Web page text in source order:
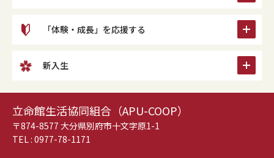
「体験・成長」を応援する
新入生
立命館生活協同組合（APU-COOP）
〒874-8577 大分県別府市十文字原1-1
TEL : 0977-78-1171